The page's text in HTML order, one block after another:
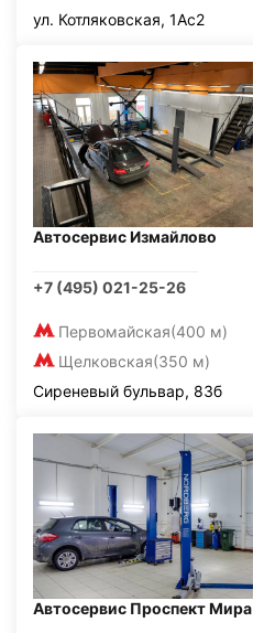
ул. Котляковская, 1Ас2
Автосервис Измайлово
+7 (495) 021-25-26
Первомайская(400 м)
Щелковская(350 м)
Сиреневый бульвар, 83б
Автосервис Проспект Мира